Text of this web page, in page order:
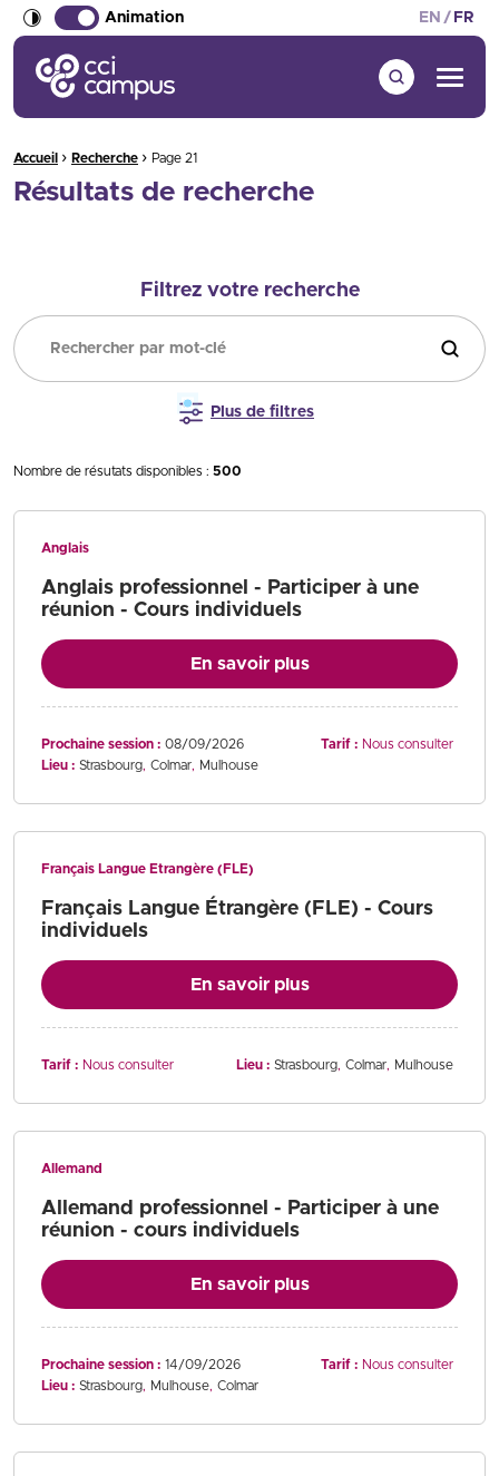
Animation EN FR
CCI Campus La formation qui vous ressemble
Menu
Fil d'Ariane :
Accueil › Recherche › Page 21
Résultats de recherche
Filtrez votre recherche
Filtrer
Plus de filtres
Nombre de résutats disponibles : 500
Anglais
Anglais professionnel - Participer à une
réunion - Cours individuels
En savoir plus
Prochaine session : 08/09/2026 Tarif : Nous consulter
Lieu : Strasbourg Colmar Mulhouse
Français Langue Etrangère (FLE)
Français Langue Étrangère (FLE) - Cours
individuels
En savoir plus
Tarif : Nous consulter Lieu : Strasbourg Colmar Mulhouse
Allemand
Allemand professionnel - Participer à une
réunion - cours individuels
En savoir plus
Prochaine session : 14/09/2026 Tarif : Nous consulter
Lieu : Strasbourg Mulhouse Colmar